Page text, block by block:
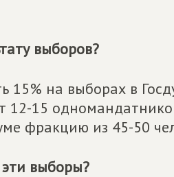
выборов?
15% на выборах в
12-15
фракцию из 45-50
выборы?